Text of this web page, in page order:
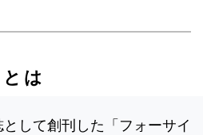
は
して創刊した「フォーサイ